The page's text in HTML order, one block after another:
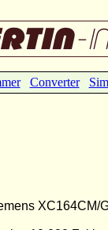
Converter
XC164CM/